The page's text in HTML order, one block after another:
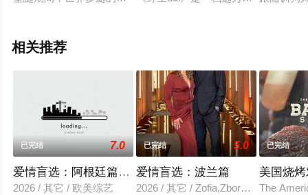
相关推荐
已完结 7.0
爱情盲选：阿根廷篇第二季
2026 / 其它 / 欧美综艺
已完结 5.0
爱情盲选：波兰篇
2026 / 其它 /
已完结
美国烧
The